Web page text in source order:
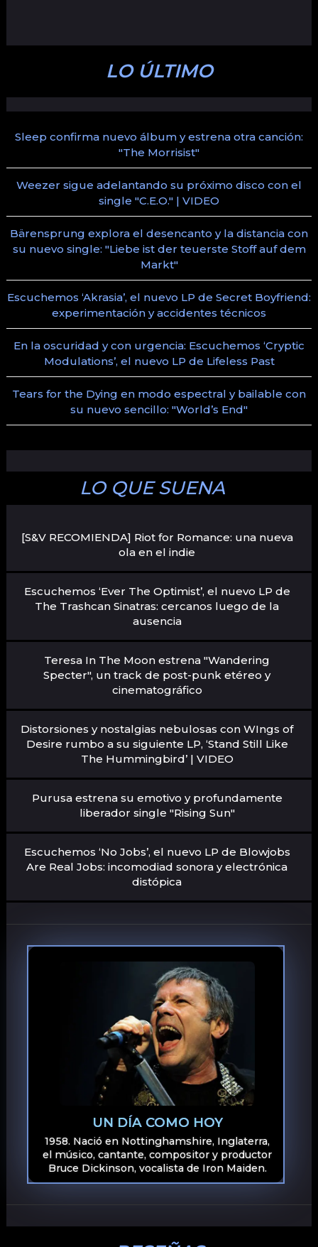
LO ÚLTIMO
Sleep confirma nuevo álbum y estrena otra canción:
"The Morrisist"
Weezer sigue adelantando su próximo disco con el
single "C.E.O." | VIDEO
Bärensprung explora el desencanto y la distancia con
su nuevo single: "Liebe ist der teuerste Stoff auf dem
Markt"
Escuchemos ‘Akrasia’, el nuevo LP de Secret Boyfriend:
experimentación y accidentes técnicos
En la oscuridad y con urgencia: Escuchemos ‘Cryptic
Modulations’, el nuevo LP de Lifeless Past
Tears for the Dying en modo espectral y bailable con
su nuevo sencillo: "World’s End"
LO QUE SUENA
[S&V RECOMIENDA] Riot for Romance: una nueva
ola en el indie
Escuchemos ‘Ever The Optimist’, el nuevo LP de
The Trashcan Sinatras: cercanos luego de la
ausencia
Teresa In The Moon estrena "Wandering
Specter", un track de post-punk etéreo y
cinematográfico
Distorsiones y nostalgias nebulosas con WIngs of
Desire rumbo a su siguiente LP, ‘Stand Still Like
The Hummingbird’ | VIDEO
Purusa estrena su emotivo y profundamente
liberador single "Rising Sun"
Escuchemos ‘No Jobs’, el nuevo LP de Blowjobs
Are Real Jobs: incomodiad sonora y electrónica
distópica
UN DÍA COMO HOY
1958. Nació en Nottinghamshire, Inglaterra,
el músico, cantante, compositor y productor
Bruce Dickinson, vocalista de Iron Maiden.